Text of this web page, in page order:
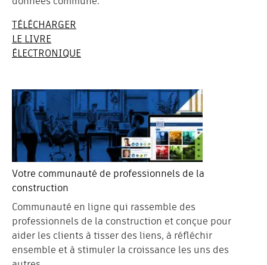
TÉLÉCHARGER
LE LIVRE
ÉLECTRONIQUE
Votre communauté de professionnels de la
construction
Communauté en ligne qui rassemble des
professionnels de la construction et conçue pour
aider les clients à tisser des liens, à réfléchir
ensemble et à stimuler la croissance les uns des